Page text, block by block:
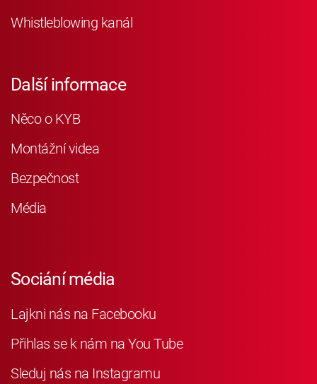
Whistleblowing kanál
Další informace
Něco o KYB
Montážní videa
Bezpečnost
Média
Sociání média
Lajkni nás na Facebooku
Přihlas se k nám na You Tube
Sleduj nás na Instagramu